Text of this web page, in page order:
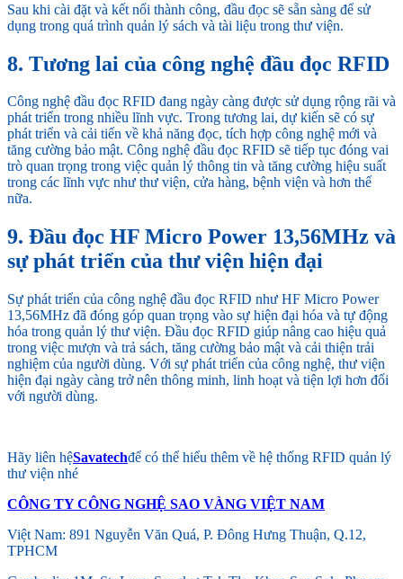
Sau khi cài đặt và kết nối thành công, đầu đọc sẽ sẵn sàng để sử
dụng trong quá trình quản lý sách và tài liệu trong thư viện.
8. Tương lai của công nghệ đầu đọc RFID
Công nghệ đầu đọc RFID đang ngày càng được sử dụng rộng rãi và
phát triển trong nhiều lĩnh vực. Trong tương lai, dự kiến sẽ có sự
phát triển và cải tiến về khả năng đọc, tích hợp công nghệ mới và
tăng cường bảo mật. Công nghệ đầu đọc RFID sẽ tiếp tục đóng vai
trò quan trọng trong việc quản lý thông tin và tăng cường hiệu suất
trong các lĩnh vực như thư viện, cửa hàng, bệnh viện và hơn thế
nữa.
9. Đầu đọc HF Micro Power 13,56MHz và
sự phát triển của thư viện hiện đại
Sự phát triển của công nghệ đầu đọc RFID như HF Micro Power
13,56MHz đã đóng góp quan trọng vào sự hiện đại hóa và tự động
hóa trong quản lý thư viện. Đầu đọc RFID giúp nâng cao hiệu quả
trong việc mượn và trả sách, tăng cường bảo mật và cải thiện trải
nghiệm của người dùng. Với sự phát triển của công nghệ, thư viện
hiện đại ngày càng trở nên thông minh, linh hoạt và tiện lợi hơn đối
với người dùng.
Hãy liên hệSavatechđể có thể hiểu thêm về hệ thống RFID quản lý
thư viện nhé
CÔNG TY CÔNG NGHỆ SAO VÀNG VIỆT NAM
Việt Nam: 891 Nguyễn Văn Quá, P. Đông Hưng Thuận, Q.12,
TPHCM